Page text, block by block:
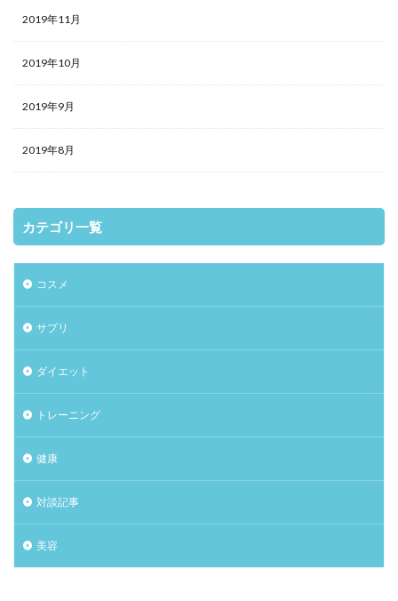
2019年11月
2019年10月
2019年9月
2019年8月
カテゴリ一覧
コスメ
サプリ
ダイエット
トレーニング
健康
対談記事
美容